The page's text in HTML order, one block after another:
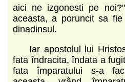
aici ne izgonesti pe
aceasta, a poruncit sa
dinadinsul.
Iar apostolul lui
fata îndracita, îndata a
fata împaratului s-a